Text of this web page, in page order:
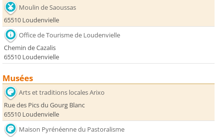
Moulin de Saoussas
65510 Loudenvielle
Office de Tourisme de Loudenvielle
Chemin de Cazalis
65510 Loudenvielle
Musées
Arts et traditions locales Arixo
Rue des Pics du Gourg Blanc
65510 Loudenvielle
Maison Pyrénéenne du Pastoralisme